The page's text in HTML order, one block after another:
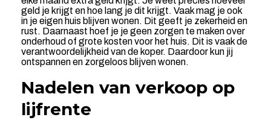
geld je krijgt en hoe lang je dit krijgt. Vaak mag je ook
in je eigen huis blijven wonen. Dit geeft je zekerheid en
rust. Daarnaast hoef je je geen zorgen te maken over
onderhoud of grote kosten voor het huis. Dit is vaak de
verantwoordelijkheid van de koper. Daardoor kun jij
ontspannen en zorgeloos blijven wonen.
Nadelen van verkoop op
lijfrente